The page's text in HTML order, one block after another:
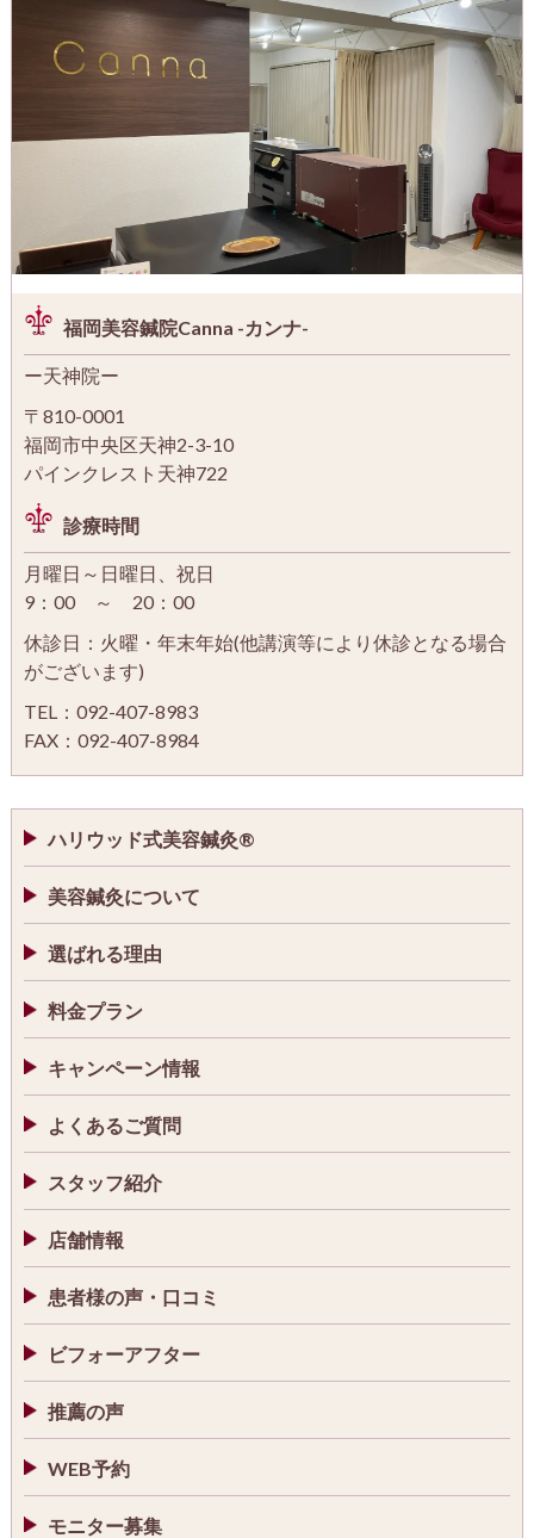
福岡美容鍼院Canna -カンナ-
ー天神院ー
〒810-0001
福岡市中央区天神2-3-10
パインクレスト天神722
診療時間
月曜日～日曜日、祝日
9：00 ～ 20：00
休診日：火曜・年末年始(他講演等により休診となる場合
がございます)
TEL：092-407-8983
FAX：092-407-8984
ハリウッド式美容鍼灸®
美容鍼灸について
選ばれる理由
料金プラン
キャンペーン情報
よくあるご質問
スタッフ紹介
店舗情報
患者様の声・口コミ
ビフォーアフター
推薦の声
WEB予約
モニター募集